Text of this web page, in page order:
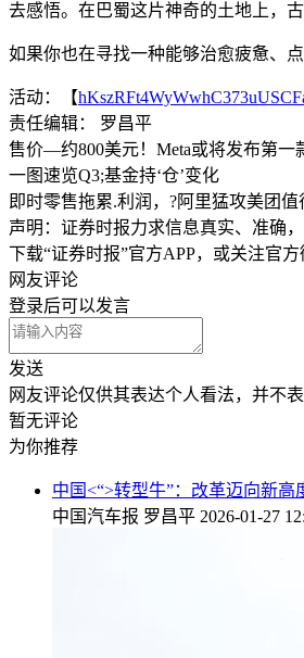
去感悟。在巴蜀这片神奇的土地上，
如果你也在寻找一种能够治愈疲惫、
活动：【
责任编辑： 罗昌平
售价—约800美元！Meta或将发布第一
一图速览Q3;基金持‘仓’变化
即时零售拖累.利润，?阿里猛攻美团值
声明：证券时报力求信息真实、准确
下载“证券时报”官方APP，或关注官
网友评论
登录后可以发言
发送
网友评论仅供其表达个人看法，并不
暂无评论
为你推荐
中国<“>转型牛”：改革迈向新
中国汽车报 罗昌平 2026-01-27